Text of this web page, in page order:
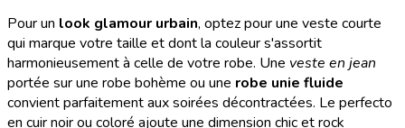
Pour un look glamour urbain, optez pour une veste courte
qui marque votre taille et dont la couleur s'assortit
harmonieusement à celle de votre robe. Une veste en jean
portée sur une robe bohème ou une robe unie fluide
convient parfaitement aux soirées décontractées. Le perfecto
en cuir noir ou coloré ajoute une dimension chic et rock